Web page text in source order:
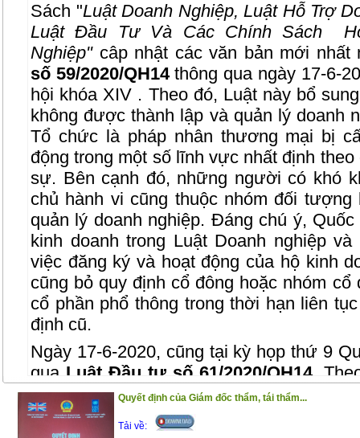
Sách "Luật Doanh Nghiệp, Luật Hỗ Trợ
Luật Đầu Tư Và Các Chính Sách
Nghiệp" câp nhật các văn bản mới
số 59/2020/QH14thông qua ngày 17-6-
hội khóa XIV . Theo đó, Luật này bổ
không được thành lập và quản lý doanh
Tổ chức là pháp nhân thương mại bị
động trong một số lĩnh vực nhất định
sự. Bên cạnh đó, những người có khó
chủ hành vi cũng thuộc nhóm đối
quản lý doanh nghiệp. Đáng chú ý,
kinh doanh trong Luật Doanh nghiệp
việc đăng ký và hoạt động của hộ kinh
cũng bỏ quy định cổ đông hoặc nhóm
cổ phần phổ thông trong thời hạn liên
định cũ.
Ngày 17-6-2020, cũng tại kỳ họp thứ 9
qua Luật Đầu tư số 61/2020/QH14.
hiệu lực, thêm 02 nhóm ngành, nghề
kinh doanh là kinh doanh pháo nổ và
Quyết định của Giám đốc thẩm, tái thẩm...
Tải về: